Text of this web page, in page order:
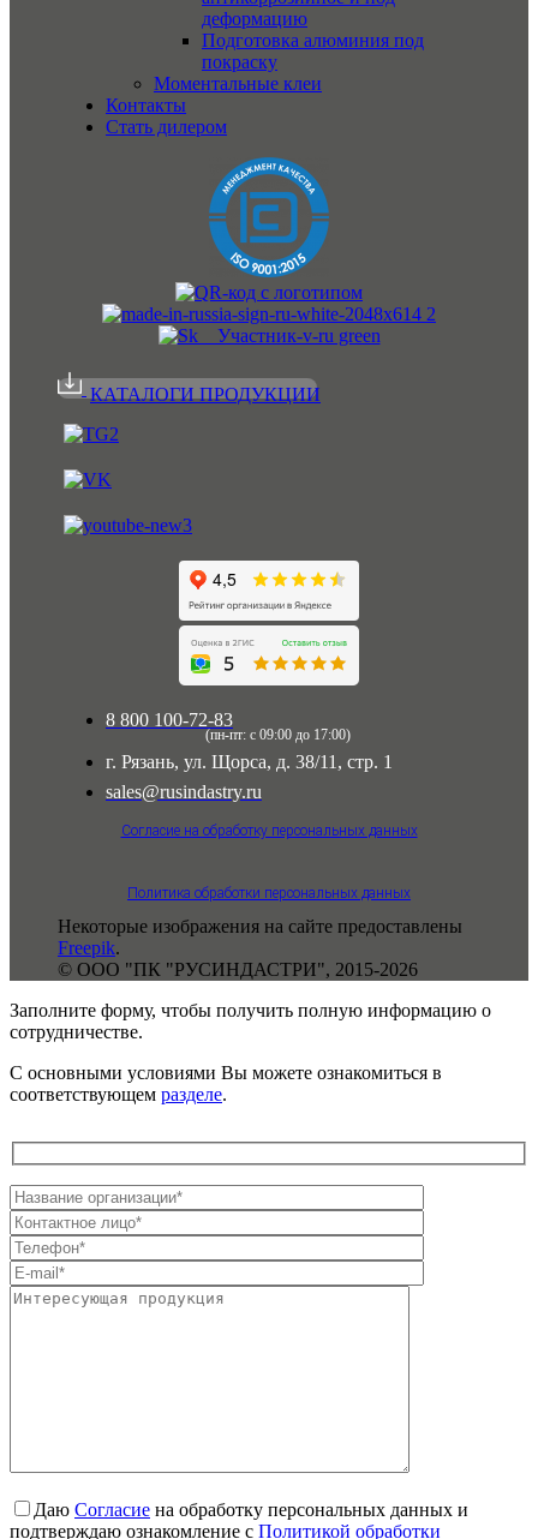
деформацию
Подготовка алюминия под
покраску
Моментальные клеи
Контакты
Стать дилером
КАТАЛОГИ ПРОДУКЦИИ
8 800 100-72-83
(пн-пт: с 09:00 до 17:00)
г. Рязань, ул. Щорса, д. 38/11, стр. 1
sales@rusindastry.ru
Согласие на обработку персональных данных
Политика обработки персональных данных
Некоторые изображения на сайте предоставлены
Freepik.
© ООО "ПК "РУСИНДАСТРИ", 2015-2026
Заполните форму, чтобы получить полную информацию о
сотрудничестве.
С основными условиями Вы можете ознакомиться в
соответствующем разделе.
Даю Согласие на обработку персональных данных и
подтверждаю ознакомление с Политикой обработки